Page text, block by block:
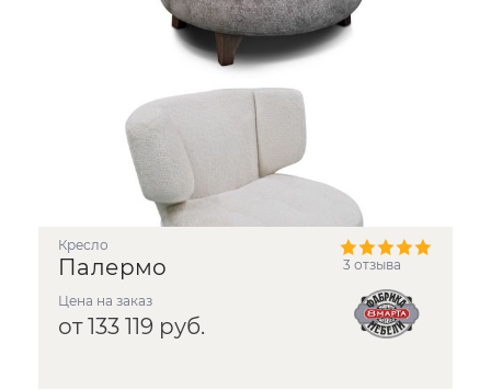
Кресло
Палермо
Цена на заказ
от 133 119 руб.
3 отзыва